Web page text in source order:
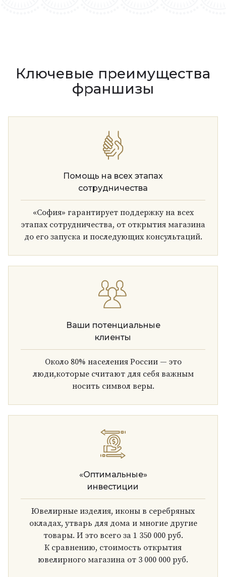
Ключевые преимущества
франшизы
Помощь на всех этапах
сотрудничества
«София» гарантирует поддержку на всех
этапах сотрудничества, от открытия магазина
до его запуска и последующих консультаций.
Ваши потенциальные
клиенты
Около 80% населения России — это
люди,которые считают для себя важным
носить символ веры.
«Оптимальные»
инвестиции
Ювелирные изделия, иконы в серебряных
окладах, утварь для дома и многие другие
товары. И это всего за 1 350 000 руб.
К сравнению, стоимость открытия
ювелирного магазина от 3 000 000 руб.